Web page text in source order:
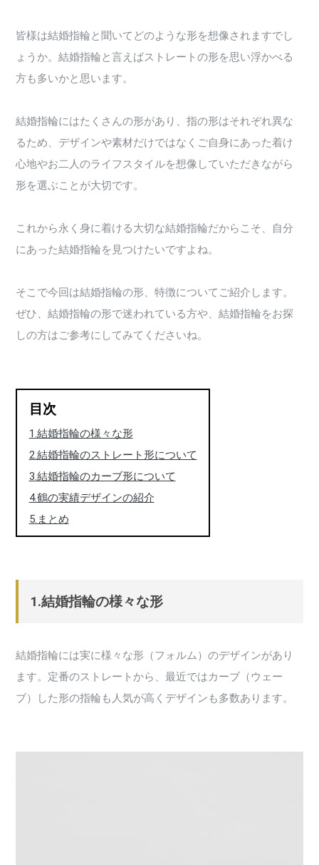
皆様は結婚指輪と聞いてどのような形を想像されますでし
ょうか。結婚指輪と言えばストレートの形を思い浮かべる
方も多いかと思います。
結婚指輪にはたくさんの形があり、指の形はそれぞれ異な
るため、デザインや素材だけではなくご自身にあった着け
心地やお二人のライフスタイルを想像していただきながら
形を選ぶことが大切です。
これから永く身に着ける大切な結婚指輪だからこそ、自分
にあった結婚指輪を見つけたいですよね。
そこで今回は結婚指輪の形、特徴についてご紹介します。
ぜひ、結婚指輪の形で迷われている方や、結婚指輪をお探
しの方はご参考にしてみてくださいね。
目次
1.結婚指輪の様々な形
2.結婚指輪のストレート形について
3.結婚指輪のカーブ形について
4.鶴の実績デザインの紹介
5.まとめ
1.結婚指輪の様々な形
結婚指輪には実に様々な形（フォルム）のデザインがあり
ます。定番のストレートから、最近ではカーブ（ウェー
ブ）した形の指輪も人気が高くデザインも多数あります。